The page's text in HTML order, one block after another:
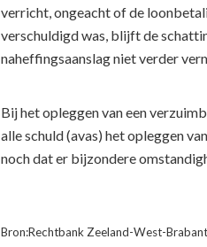
verricht, ongeacht of de
verschuldigd was, blijft de
naheffingsaanslag niet verder
Bij het opleggen van een
alle schuld (avas) het opleggen
noch dat er bijzondere
Bron:Rechtbank Zeeland-West-